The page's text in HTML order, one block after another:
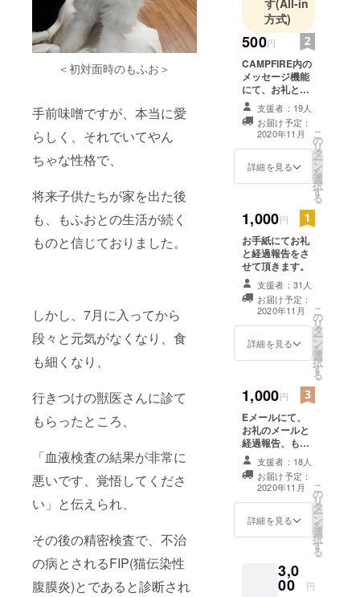
＜初対面時のもふお＞
手前味噌ですが、本当に愛
らしく、それでいてやん
ちゃな性格で、
将来子供たちが家を出た後
も、もふおとの生活が続く
ものと信じておりました。
しかし、7月に入ってから
段々と元気がなくなり、食
も細くなり、
行きつけの獣医さんに診て
もらったところ、
「血液検査の結果が非常に
悪いです、覚悟してくださ
い」と伝えられ、
その後の精密検査で、不治
の病とされるFIP(猫伝染性
腹膜炎)とであると診断され
す(All-in
方式)
500円
CAMPFIRE内の
メッセージ機能
にて、お礼と経
過報告をさせて
頂きます。 個人
情報の漏洩等気
にされる方もい
らっしゃるかと
思いますので、
させていただき
ました。
支援者：19人
お届け予定：
2020年11月
詳細を見る
こ
の
リ
タ
ー
ン
を
選
択
す
る
1,000円
お手紙にてお礼
と経過報告をさ
せて頂きます。
支援者：31人
お届け予定：
2020年11月
詳細を見る
こ
の
リ
タ
ー
ン
を
選
択
す
る
1,000円
Eメールにて、
お礼のメールと
経過報告、もふ
おの写真を送ら
せていただきま
す。
支援者：18人
お届け予定：
2020年11月
詳細を見る
こ
の
リ
タ
ー
ン
を
選
択
す
る
3,0
00 円